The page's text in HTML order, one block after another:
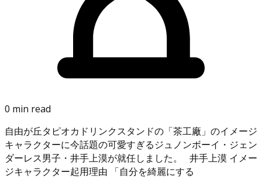
0 min read
自由が丘タピオカドリンクスタンドの「茶工廠」のイメージ
キャラクターに今話題の可愛すぎるジュノンボーイ・ジェン
ダーレス男子・井手上漠が就任しました。 井手上漠 イメー
ジキャラクター起用理由 「自分を綺麗にする